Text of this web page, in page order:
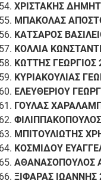
ΧΡΙΣΤΑΚΗΣ
ΜΠΑΚΟΛΑΣ
ΚΑΤΣΑΡΟΣ
ΚΟΛΛΙΑ
ΚΩΤΤΗΣ ΓΕΩΡΓΙΟΣ
ΚΥΡΙΑΚΟΥΛΙΑΣ
ΕΛΕΥΘΕΡΙΟΥ
ΓΟΥΛΑΣ
ΜΠΙΤΟΥΛΙΩΤΗΣ
ΚΟΣΜΙΔΟΥ
ΑΘΑΝΑΣΟΠΟΥΛΟΣ
ΞΙΦΑΡΑΣ ΙΩΑΝΝΗΣ